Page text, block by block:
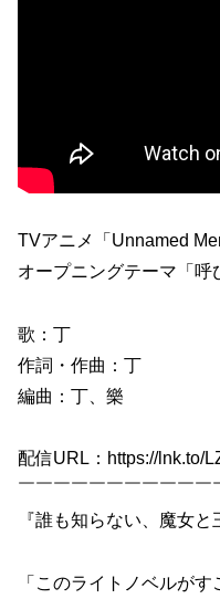
TVアニメ「Unnamed
オープニングテーマ「呼
歌：丁
作詞・作曲：丁
編曲：丁、樂
配信URL：https://lnk.to/
￣￣￣￣￣￣￣￣￣￣￣
『誰も知らない、魔女と
「このライトノベルが